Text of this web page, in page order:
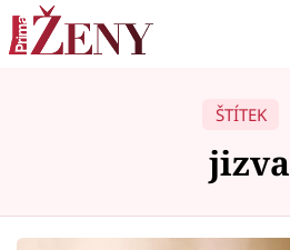
InspekceŠTÍTEK
jizva